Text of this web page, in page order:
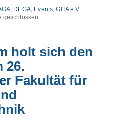
, DEGA, Events, GfTA e.V.
geschlossen
holt sich den
26.
Fakultät für